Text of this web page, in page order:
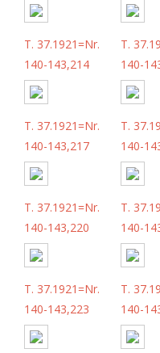
T. 37.1921=Nr.
140-143,214
T.
140-
T. 37.1921=Nr.
140-143,217
T.
140-
T. 37.1921=Nr.
140-143,220
T.
140-
T. 37.1921=Nr.
140-143,223
T.
140-